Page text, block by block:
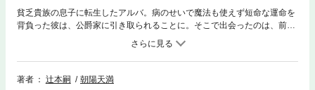
貧乏貴族の息子に転生したアルバ。病のせいで魔法も使えず短命な運命を
背負った彼は、公爵家に引き取られることに。そこで出会ったのは、前世
で「最推し」だったオルシス。「前世の最推しが、義兄!? そんな人生美
味しすぎる！」と思ったのも束の間、愛する義兄の笑顔が失われる原因が
自分にあることを思い出したアルバは、オルシスの笑顔を失わないため、
そして彼を愛で続けるために長生きする方法を模索し始める。オルシスに
著者 辻本嗣
朝陽天満